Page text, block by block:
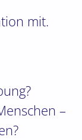
mit.
–